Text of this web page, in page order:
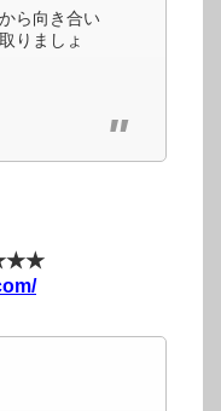
ら向き合い
りましょ